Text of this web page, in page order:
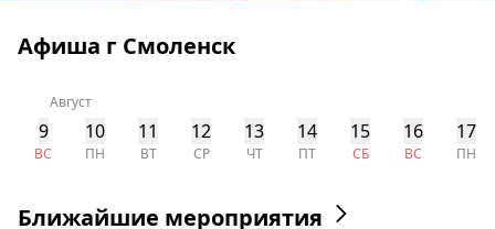
Афиша г Смоленск
Август
9
ВС
10
ПН
11
ВТ
12
СР
13
ЧТ
14
ПТ
15
СБ
16
ВС
17
ПН
Ближайшие мероприятия